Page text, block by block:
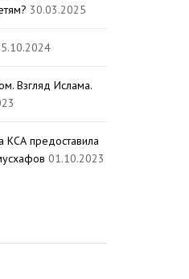
30.03.2025
Взгляд Ислама.
КСА предоставила
01.10.2023